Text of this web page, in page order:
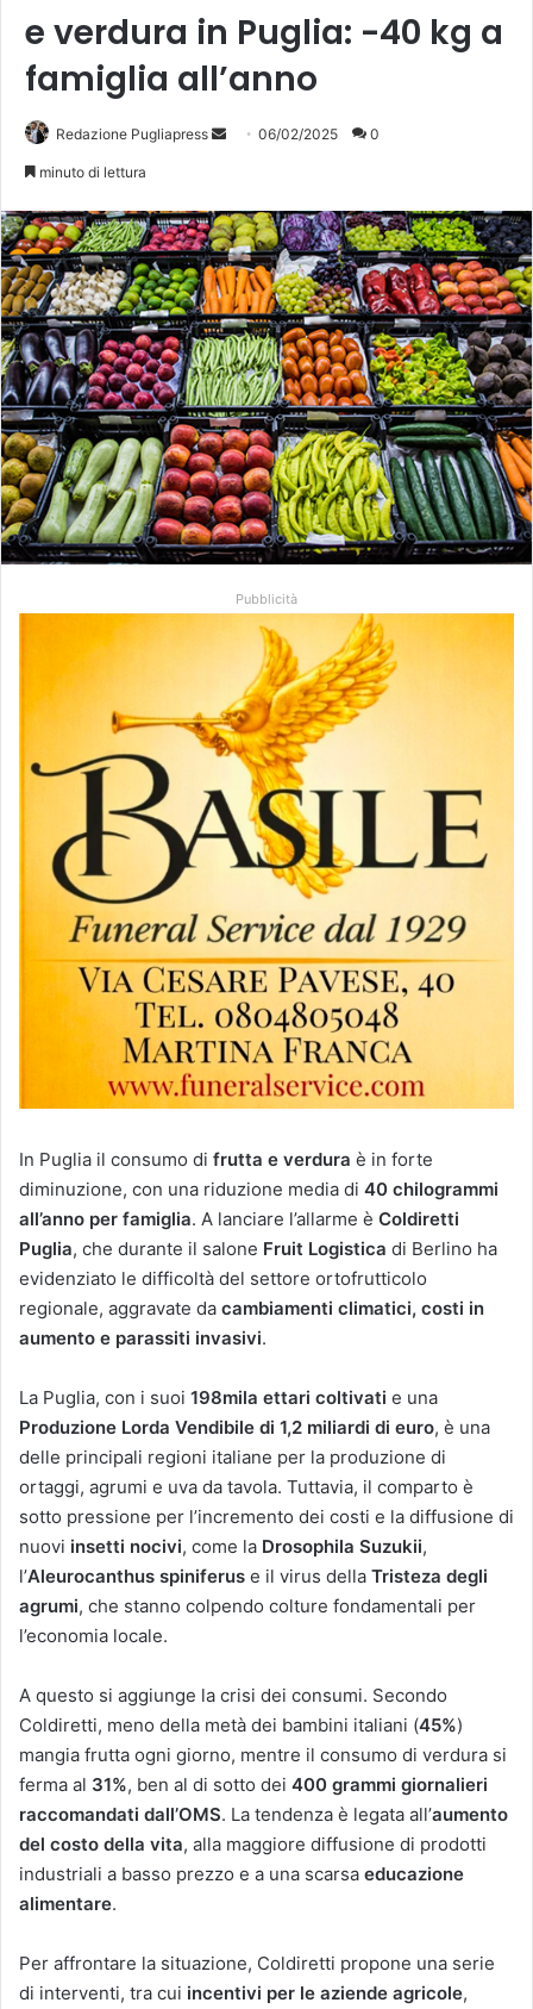
e verdura in Puglia: -40 kg a
famiglia all’anno
Redazione Pugliapress
Invia 06/02/2025 0
minuto di lettura
Pubblicità
In Puglia il consumo di frutta e verdura è in forte
diminuzione, con una riduzione media di 40 chilogrammi
all’anno per famiglia. A lanciare l’allarme è Coldiretti
Puglia, che durante il salone Fruit Logistica di Berlino ha
evidenziato le difficoltà del settore ortofrutticolo
regionale, aggravate da cambiamenti climatici, costi in
aumento e parassiti invasivi.
La Puglia, con i suoi 198mila ettari coltivati e una
Produzione Lorda Vendibile di 1,2 miliardi di euro, è una
delle principali regioni italiane per la produzione di
ortaggi, agrumi e uva da tavola. Tuttavia, il comparto è
sotto pressione per l’incremento dei costi e la diffusione di
nuovi insetti nocivi, come la Drosophila Suzukii,
l’Aleurocanthus spiniferus e il virus della Tristeza degli
agrumi, che stanno colpendo colture fondamentali per
l’economia locale.
A questo si aggiunge la crisi dei consumi. Secondo
Coldiretti, meno della metà dei bambini italiani (45%)
mangia frutta ogni giorno, mentre il consumo di verdura si
ferma al 31%, ben al di sotto dei 400 grammi giornalieri
raccomandati dall’OMS. La tendenza è legata all’aumento
del costo della vita, alla maggiore diffusione di prodotti
industriali a basso prezzo e a una scarsa educazione
alimentare.
Per affrontare la situazione, Coldiretti propone una serie
di interventi, tra cui incentivi per le aziende agricole,